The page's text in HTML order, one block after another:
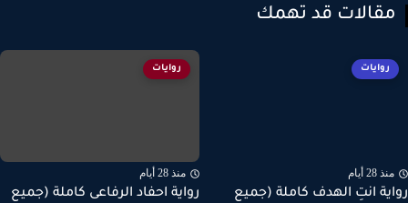
قد تهمك
روايات
28 أيام
انتِ الهدف كاملة (جميع
روايات
منذ 28 أيام
رواية احفاد الرفاعى كاملة (جميع